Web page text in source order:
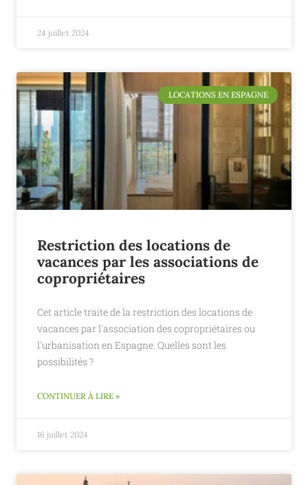
24 juillet 2024
LOCATIONS EN ESPAGNE
Restriction des locations de
vacances par les associations de
copropriétaires
Cet article traite de la restriction des locations de
vacances par l'association des copropriétaires ou
l'urbanisation en Espagne. Quelles sont les
possibilités ?
CONTINUER À LIRE »
16 juillet 2024